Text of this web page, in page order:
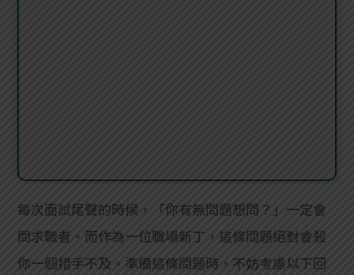
每次面試尾聲的時候，「你有無問題想問？」一定會
問求職者。而作為一位職場新丁，這條問題絕對會殺
你一個措手不及。準備這條問題時，不妨考慮以下回